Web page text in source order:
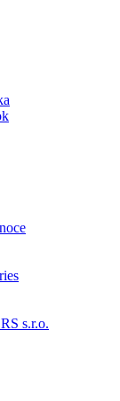
s.r.o.